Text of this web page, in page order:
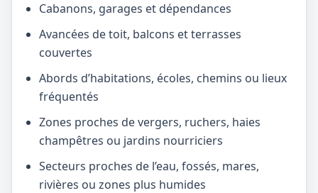
Cabanons, garages et dépendances
Avancées de toit, balcons et terrasses
couvertes
Abords d’habitations, écoles, chemins ou lieux
fréquentés
Zones proches de vergers, ruchers, haies
champêtres ou jardins nourriciers
Secteurs proches de l’eau, fossés, mares,
rivières ou zones plus humides